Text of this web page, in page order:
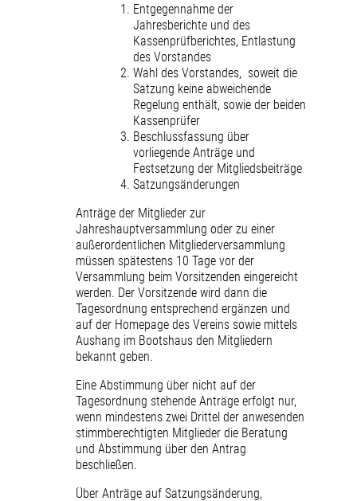
Entgegennahme der
Jahresberichte und des
Kassenprüfberichtes, Entlastung
des Vorstandes
Wahl des Vorstandes, soweit die
Satzung keine abweichende
Regelung enthält, sowie der beiden
Kassenprüfer
Beschlussfassung über
vorliegende Anträge und
Festsetzung der Mitgliedsbeiträge
Satzungsänderungen
Anträge der Mitglieder zur
Jahreshauptversammlung oder zu einer
außerordentlichen Mitgliederversammlung
müssen spätestens 10 Tage vor der
Versammlung beim Vorsitzenden eingereicht
werden. Der Vorsitzende wird dann die
Tagesordnung entsprechend ergänzen und
auf der Homepage des Vereins sowie mittels
Aushang im Bootshaus den Mitgliedern
bekannt geben.
Eine Abstimmung über nicht auf der
Tagesordnung stehende Anträge erfolgt nur,
wenn mindestens zwei Drittel der anwesenden
stimmberechtigten Mitglieder die Beratung
und Abstimmung über den Antrag
beschließen.
Über Anträge auf Satzungsänderung,